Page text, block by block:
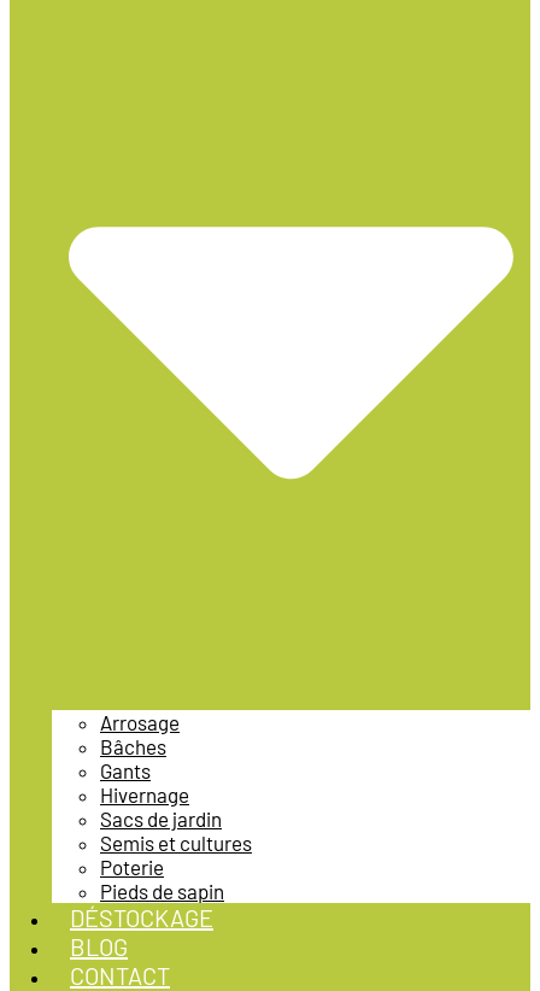
Arrosage
Bâches
Gants
Hivernage
Sacs de jardin
Semis et cultures
Poterie
Pieds de sapin
DÉSTOCKAGE
BLOG
CONTACT